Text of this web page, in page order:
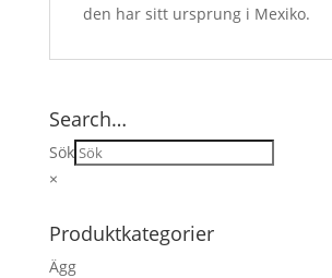
den har sitt ursprung i Mexiko.
Search…
Sök
×
Produktkategorier
Ägg